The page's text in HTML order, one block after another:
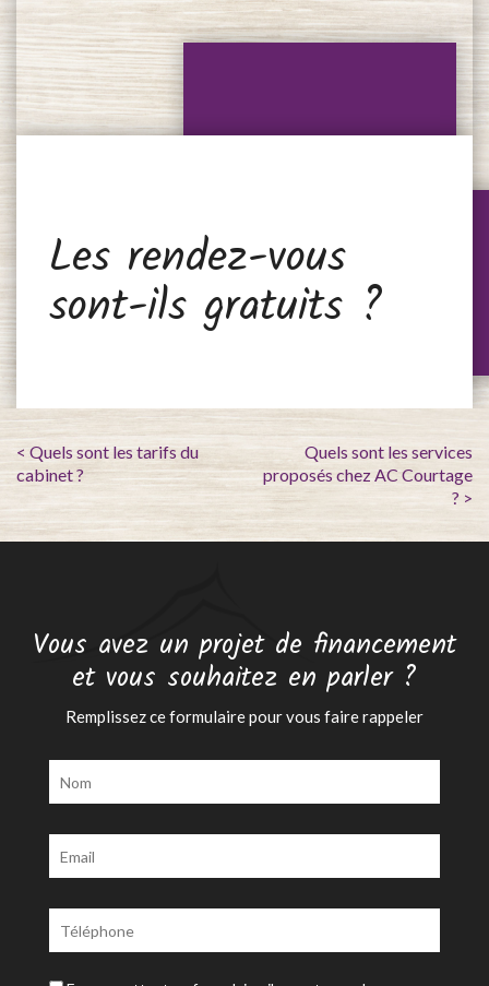
Les rendez-vous
sont-ils gratuits ?
< Quels sont les tarifs du
cabinet ?
Quels sont les services
proposés chez AC Courtage
? >
Vous avez un projet de financement
et vous souhaitez en parler ?
Remplissez ce formulaire pour vous faire rappeler